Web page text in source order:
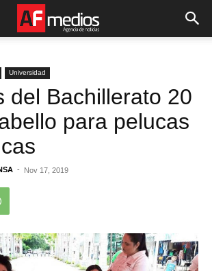
Universidad
del Bachillerato 20
para pelucas
- Nov 17, 2019